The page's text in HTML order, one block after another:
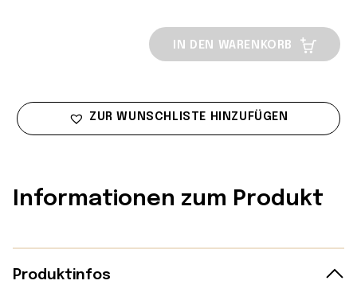
IN DEN WARENKORB
ZUR WUNSCHLISTE HINZUFÜGEN
Informationen zum Produkt
Produktinfos